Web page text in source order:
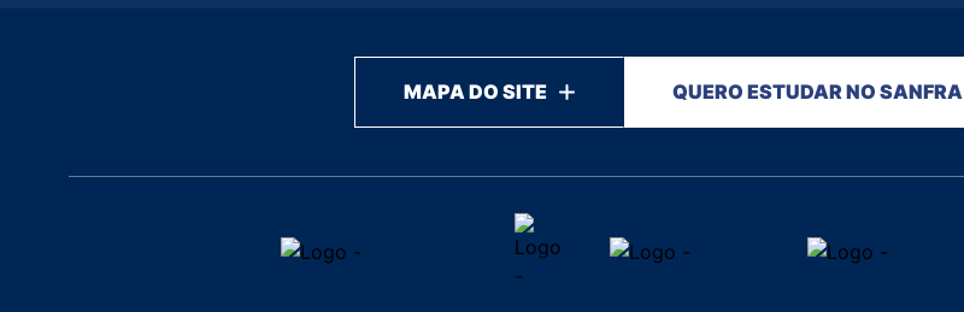
MAPA DO SITE QUERO ESTUDAR NO SANFRA